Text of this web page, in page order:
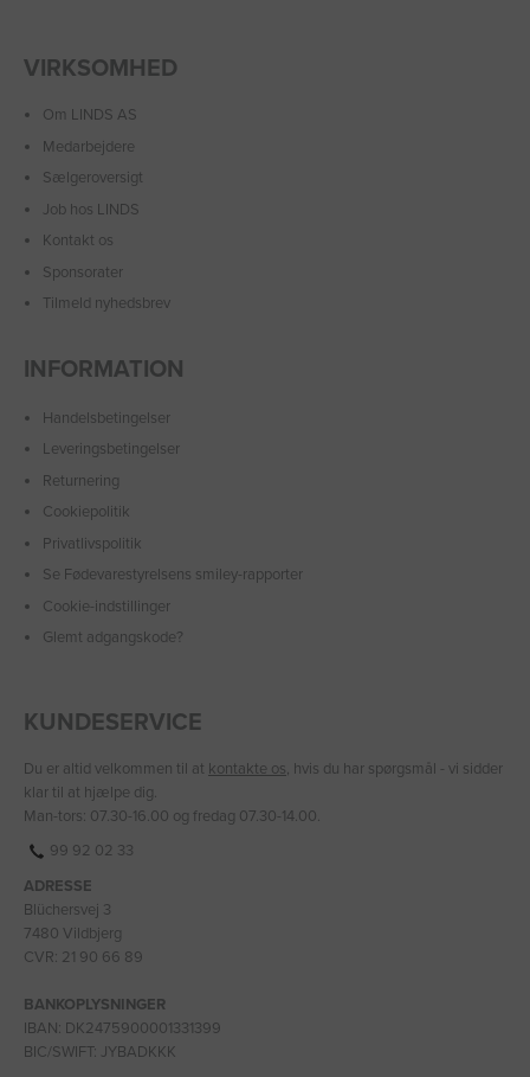
VIRKSOMHED
Om LINDS AS
Medarbejdere
Sælgeroversigt
Job hos LINDS
Kontakt os
Sponsorater
Tilmeld nyhedsbrev
INFORMATION
Handelsbetingelser
Leveringsbetingelser
Returnering
Cookiepolitik
Privatlivspolitik
Se Fødevarestyrelsens smiley-rapporter
Cookie-indstillinger
Glemt adgangskode?
KUNDESERVICE
Du er altid velkommen til at kontakte os, hvis du har spørgsmål - vi sidder
klar til at hjælpe dig.
Man-tors: 07.30-16.00 og fredag 07.30-14.00.
99 92 02 33
ADRESSE
Blüchersvej 3
7480 Vildbjerg
CVR: 21 90 66 89
BANKOPLYSNINGER
IBAN: DK2475900001331399
BIC/SWIFT: JYBADKKK